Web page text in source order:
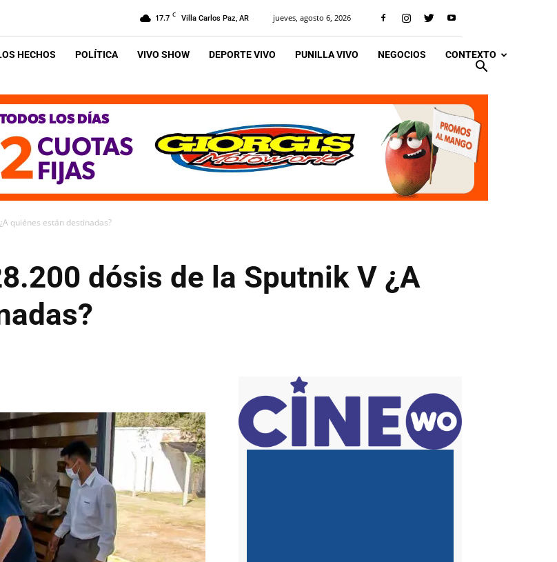
17.7 C Villa Carlos Paz, AR jueves, agosto 6, 2026
HECHOS POLÍTICA VIVO SHOW DEPORTE VIVO PUNILLA VIVO NEGOCIOS CONTEXTO
quiénes están destinadas?
dósis de la Sputnik V ¿A